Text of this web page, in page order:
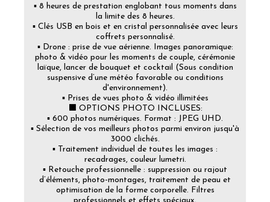
▪️ 8 heures de prestation englobant tous moments dans
la limite des 8 heures.
▪️ Clés USB en bois et en cristal personnalisée avec leurs
coffrets personnalisé.
▪️ Drone : prise de vue aérienne. Images panoramique:
photo & vidéo pour les moments de couple, cérémonie
laïque, lancer de bouquet et cocktail (Sous condition
suspensive d’une météo favorable ou conditions
d'environnement).
▪️ Prises de vues photo & vidéo illimitées
⬛ OPTIONS PHOTO INCLUSES:
▪️ 600 photos numériques. Format : JPEG UHD.
▪️ Sélection de vos meilleurs photos parmi environ jusqu'à
3000 clichés.
▪️ Traitement individuel de toutes les images :
recadrages, couleur lumetri.
▪️ Retouche professionnelle : suppression ou rajout
d’éléments, photo-montages, traitement de peau et
optimisation de la forme corporelle. Filtres